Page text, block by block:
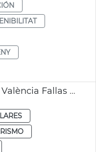
Guía de sostenibilidad. València Fallas 2025